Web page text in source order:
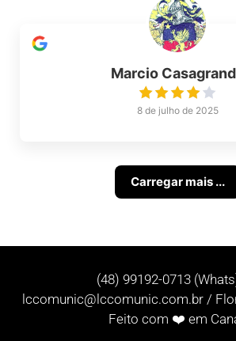
Marcio
8 de julho de 2025
Carregar mais ...
(48) 99192-0713
lccomunic@lccomunic.com.br/
Feito com ❤️ em